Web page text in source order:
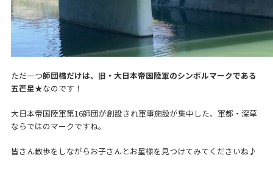
ただ一つ師団橋だけは、旧・大日本帝国陸軍のシンボルマークである
五芒星★なのです！
大日本帝国陸軍第16師団が創設され軍事施設が集中した、軍都・深草
ならではのマークですね。
皆さん散歩をしながらお子さんとお星様を見つけてみてくださいね♪